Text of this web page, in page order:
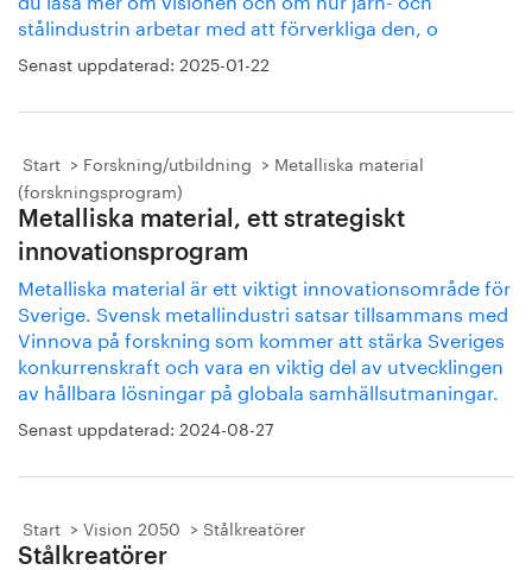
stålindustrin arbetar med att förverkliga den, o
Senast uppdaterad: 2025-01-22
Start Forskning/utbildning
Metalliska material
(forskningsprogram)
Metalliska material, ett strategiskt
innovationsprogram
Metalliska material är ett viktigt innovationsområde för
Sverige. Svensk metallindustri satsar tillsammans med
Vinnova på forskning som kommer att stärka Sveriges
konkurrenskraft och vara en viktig del av utvecklingen
av hållbara lösningar på globala samhällsutmaningar.
Senast uppdaterad: 2024-08-27
Start Vision 2050 Stålkreatörer
Stålkreatörer